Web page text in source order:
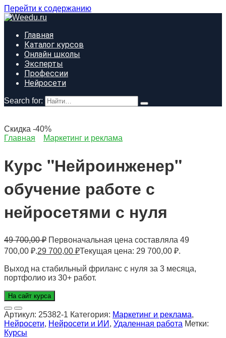
Перейти к содержанию
Главная
Каталог курсов
Онлайн школы
Эксперты
Профессии
Нейросети
Search for:
Скидка -40%
Главная
Маркетинг и реклама
Курс "Нейроинженер"
обучение работе с
нейросетями с нуля
49 700,00₽ Первоначальная цена составляла 49
700,00 ₽.29 700,00 ₽Текущая цена: 29 700,00 ₽.
Выход на стабильный фриланс с нуля за 3 месяца,
портфолио из 30+ работ.
На сайт курса
Артикул: 25382-1 Категория: Маркетинг и реклама,
Нейросети, Нейросети и ИИ , Удаленная работа Метки:
Курсы